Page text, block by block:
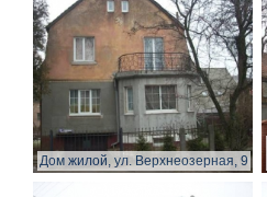
Дом жилой, ул. Верхнеозерная, 9